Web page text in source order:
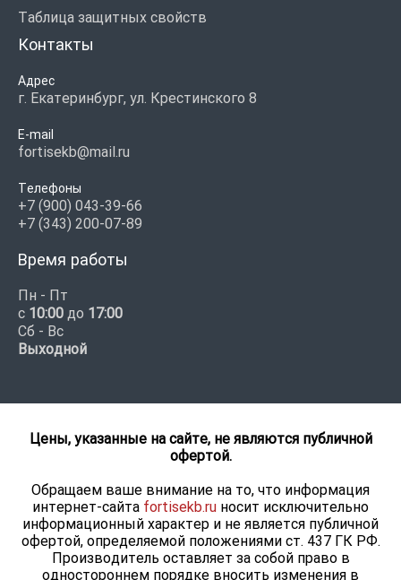
Таблица защитных свойств
Контакты
Адрес
г. Екатеринбург, ул. Крестинского 8
E-mail
fortisekb@mail.ru
Телефоны
+7 (900) 043-39-66
+7 (343) 200-07-89
Время работы
Пн - Пт
с 10:00 до 17:00
Сб - Вс
Выходной
Цены, указанные на сайте, не являются публичной
офертой.
Обращаем ваше внимание на то, что информация
интернет-сайта fortisekb.ru носит исключительно
информационный характер и не является публичной
офертой, определяемой положениями ст. 437 ГК РФ.
Производитель оставляет за собой право в
одностороннем порядке вносить изменения в